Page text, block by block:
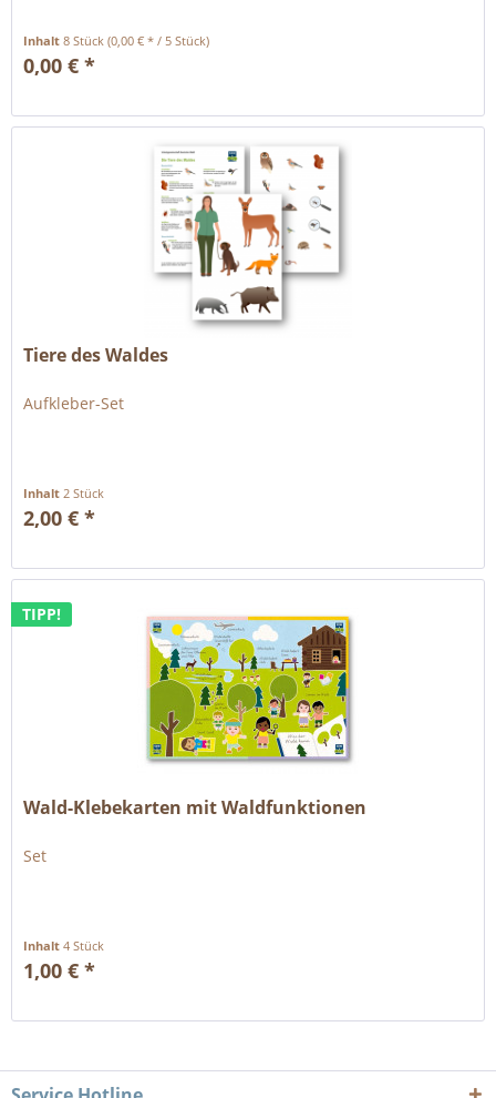
Inhalt8 Stück(0,00 € * / 5 Stück)
0,00 € *
Tiere des Waldes
Aufkleber-Set
Inhalt2 Stück
2,00 € *
TIPP!
Wald-Klebekarten mit Waldfunktionen
Set
Inhalt4 Stück
1,00 € *